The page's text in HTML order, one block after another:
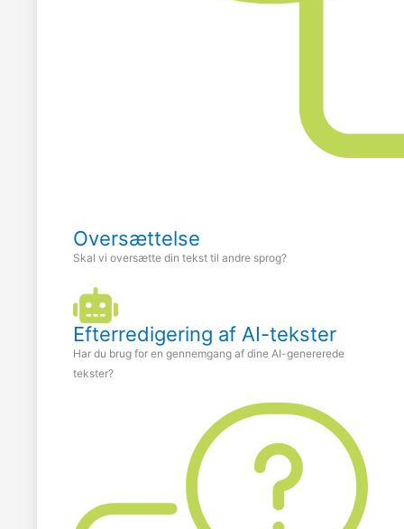
Oversættelse
Skal vi oversætte din tekst til andre sprog?
Efterredigering af AI-tekster
Har du brug for en gennemgang af dine AI-genererede
tekster?